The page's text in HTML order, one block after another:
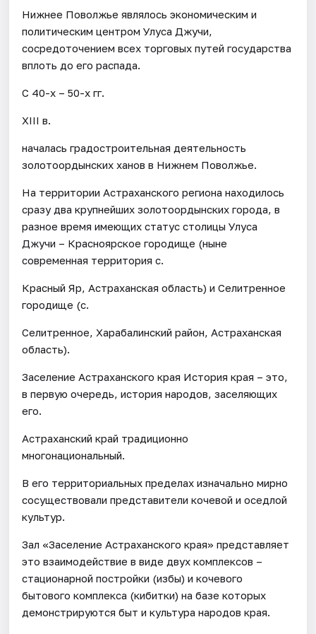
Нижнее Поволжье являлось экономическим и
политическим центром Улуса Джучи,
сосредоточением всех торговых путей государства
вплоть до его распада.
С 40-х – 50-х гг.
XIII в.
началась градостроительная деятельность
золотоордынских ханов в Нижнем Поволжье.
На территории Астраханского региона находилось
сразу два крупнейших золотоордынских города, в
разное время имеющих статус столицы Улуса
Джучи – Красноярское городище (ныне
современная территория с.
Красный Яр, Астраханская область) и Селитренное
городище (с.
Селитренное, Харабалинский район, Астраханская
область).
Заселение Астраханского края История края – это,
в первую очередь, история народов, заселяющих
его.
Астраханский край традиционно
многонациональный.
В его территориальных пределах изначально мирно
сосуществовали представители кочевой и оседлой
культур.
Зал «Заселение Астраханского края» представляет
это взаимодействие в виде двух комплексов –
стационарной постройки (избы) и кочевого
бытового комплекса (кибитки) на базе которых
демонстрируются быт и культура народов края.